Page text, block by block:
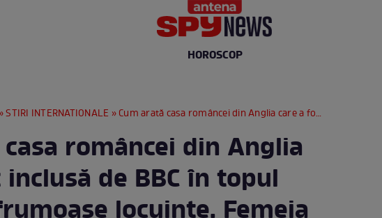
HOROSCOP
»STIRI INTERNATIONALE » Cum arată casa româncei din Anglia care a fost inclusă de BBC în topul celor mai frumoase locuințe. Femeia a decorat-o folosind materiale reciclabile
româncei din Anglia
de BBC în topul